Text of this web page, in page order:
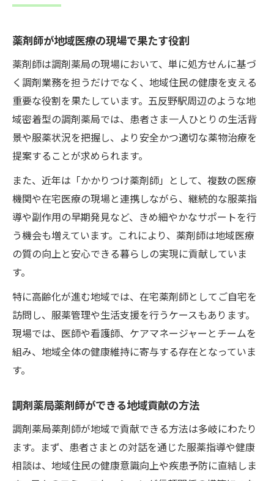
薬剤師が地域医療の現場で果たす役割
薬剤師は調剤薬局の現場において、単に処方せんに基づ
く調剤業務を担うだけでなく、地域住民の健康を支える
重要な役割を果たしています。五反野駅周辺のような地
域密着型の調剤薬局では、患者さま一人ひとりの生活背
景や服薬状況を把握し、より安全かつ適切な薬物治療を
提案することが求められます。
また、近年は「かかりつけ薬剤師」として、複数の医療
機関や在宅医療の現場と連携しながら、継続的な服薬指
導や副作用の早期発見など、きめ細やかなサポートを行
う機会も増えています。これにより、薬剤師は地域医療
の質の向上と安心できる暮らしの実現に貢献していま
す。
特に高齢化が進む地域では、在宅薬剤師としてご自宅を
訪問し、服薬管理や生活支援を行うケースもあります。
現場では、医師や看護師、ケアマネージャーとチームを
組み、地域全体の健康維持に寄与する存在となっていま
す。
調剤薬局薬剤師ができる地域貢献の方法
調剤薬局薬剤師が地域で貢献できる方法は多岐にわたり
ます。まず、患者さまとの対話を通じた服薬指導や健康
相談は、地域住民の健康意識向上や疾患予防に直結しま